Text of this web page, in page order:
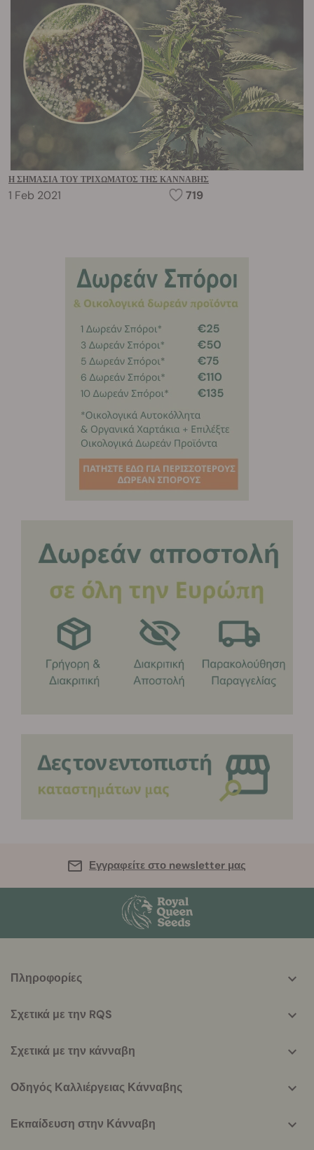
Η ΣΗΜΑΣΊΑ ΤΟΥ ΤΡΙΧΏΜΑΤΟΣ ΤΗΣ ΚΆΝΝΑΒΗΣ
1 Feb 2021 719
Εγγραφείτε στο newsletter μας
helpful
Πληροφορίες
Σχετικά με την RQS
Σχετικά με την κάνναβη
Οδηγός Καλλιέργειας Κάνναβης
Εκπαίδευση στην Κάνναβη